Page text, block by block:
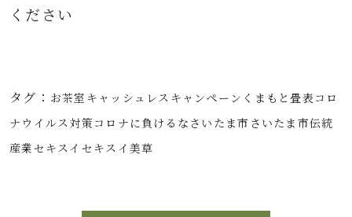
ください
タグ： お茶室 キャッシュレス キャンペーン くまもと畳表 コロ
ナウイルス対策 コロナに負けるな さいたま市 さいたま市伝統
産業セキスイ セキスイ美草